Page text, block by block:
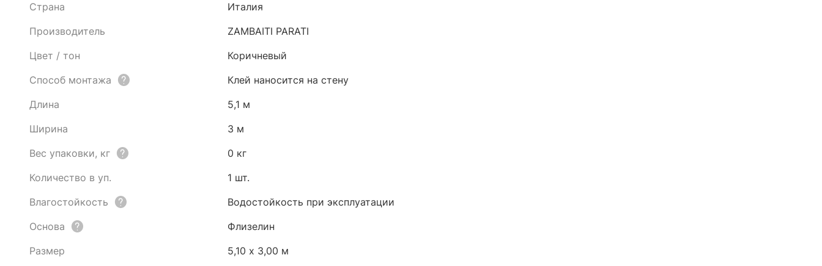
Страна
Италия
Производитель
ZAMBAITI PARATI
Цвет / тон
Коричневый
Способ монтажа
Клей наносится на стену
Длина
5,1 м
Ширина
3 м
Вес упаковки, кг
0 кг
Количество в уп.
1 шт.
Влагостойкость
Водостойкость при эксплуатации
Основа
Флизелин
Размер
5,10 x 3,00 м